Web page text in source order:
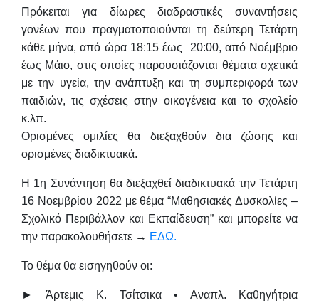
Πρόκειται για δίωρες διαδραστικές συναντήσεις
γονέων που πραγματοποιούνται τη δεύτερηΤετάρτη
κάθε μήνα,από ώρα 18:15 έως 20:00, από Νοέμβριο
έως Μάιο, στις οποίεςπαρουσιάζονται θέματα σχετικά
με την υγεία, την ανάπτυξη και τη συμπεριφορά των
παιδιών, τις σχέσεις στην οικογένεια και το σχολείο
κ.λπ.
Ορισμένες ομιλίες θα διεξαχθούν δια ζώσης και
ορισμένες διαδικτυακά.
Η 1η Συνάντηση θα διεξαχθείδιαδικτυακά την Τετάρτη
16 Νοεμβρίου 2022 με θέμα“Μαθησιακές Δυσκολίες –
Σχολικό Περιβάλλον και Εκπαίδευση” και μπορείτε να
την παρακολουθήσετε → ΕΔΩ.
Το θέμα θα εισηγηθούν οι:
► Άρτεμις Κ. Τσίτσικα• Αναπλ. Καθηγήτρια